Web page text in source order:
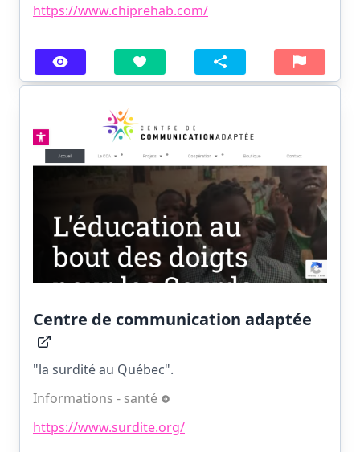
https://www.chiprehab.com/
Centre de communication adaptée
"la surdité au Québec".
Informations - santé
https://www.surdite.org/